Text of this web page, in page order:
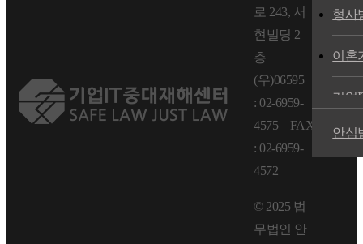
로 243, 서
현빌딩 2
층
(우)06595 |
TEL
: 02-6959-
4575 | FAX
: 02-6959-
4572
© 2025 법
무법인 안
개
리
안심
형사
이혼
기업
부동